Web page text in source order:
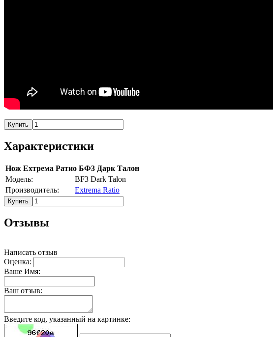
Купить
Характеристики
Нож Ехтрема Ратио БФ3 Дарк Талон
Модель:
BF3 Dark Talon
Производитель:
Extrema Ratio
Купить
Отзывы
Написать отзыв
Оценка:
Ваше Имя:
Ваш отзыв:
Введите код, указанный на картинке: